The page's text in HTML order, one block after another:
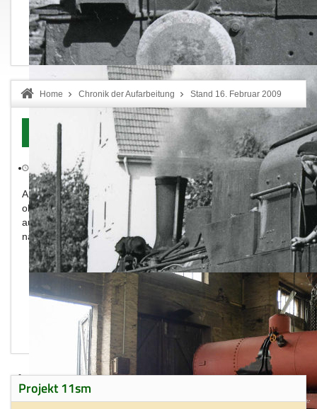
Home Chronik der Aufarbeitung Stand 16. Februar 2009
Stand 16. Februar 2009
Drucken
Erstellt: Montag, 14. Dezember 2015
Am 16.Februar 2009 wurde von Günther Steinhauer die Lok
ohne Kessel und Fahrwerk im Werk der MaLoWa
aufgenommen. Der Kessel wurde bereits abgehoben und
nach Pila überführt.
Projekt 11sm